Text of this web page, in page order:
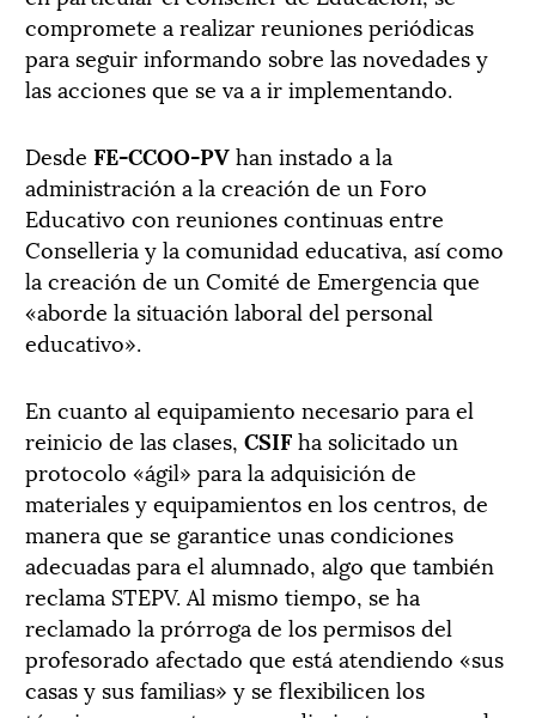
compromete a realizar reuniones periódicas
para seguir informando sobre las novedades y
las acciones que se va a ir implementando.
Desde FE-CCOO-PVhan instado a la
administración a la creación de un Foro
Educativo con reuniones continuas entre
Conselleria y la comunidad educativa, así como
la creación de un Comité de Emergencia que
«aborde la situación laboral del personal
educativo».
En cuanto al equipamiento necesario para el
reinicio de las clases, CSIFha solicitado un
protocolo «ágil» para la adquisición de
materiales y equipamientos en los centros, de
manera que se garantice unas condiciones
adecuadas para el alumnado, algo que también
reclama STEPV. Al mismo tiempo, se ha
reclamado la prórroga de los permisos del
profesorado afectado que está atendiendo «sus
casas y sus familias» y se flexibilicen los